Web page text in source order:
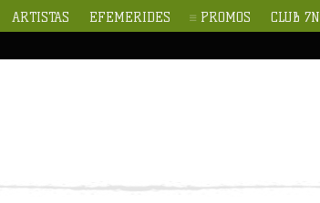
ARTISTAS EFEMERIDES PROMOS CLUB 7N